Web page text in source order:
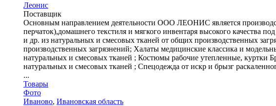
Леонис
Поставщик
Основным направлением деятельности ООО ЛЕОНИС является
перчаток),домашнего текстиля и мягкого инвентаря высокого качества
и др. из натуральных и смесовых тканей от общих производственных
производственных загрязнений; Халаты медицинские классика и
натуральных и смесовых тканей ; Костюмы рабочие утепленные,
натуральных и смесовых тканей ; Спецодежда от искр и брызг
...
Товары
Фото
Иваново, Ивановская область